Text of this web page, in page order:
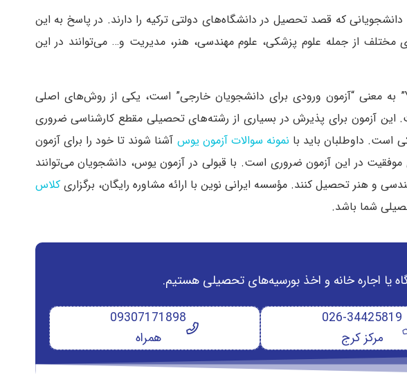
که قصد تحصیل در دانشگاه‌های دولتی ترکیه را دارند. در پاسخ به این
مختلف از جمله علوم پزشکی، علوم مهندسی، هنر، مدیریت و… می‌توانند در این
(YÖS)، که مخفف “Yabancı Uyruklu Öğrenci Sınavı” به معنی “آزمون ورودی برای دانشجویان خارجی” است، یکی از روش‌های اصلی
آزمون برای پذیرش در بسیاری از رشته‌های تحصیلی مقطع کارشناسی ضروری
داوطلبان باید با نمونه سوالات آزمون یوس آشنا شوند تا خود را برای آزمون
موفقیت در این آزمون ضروری است. با قبولی در آزمون یوس، دانشجویان می‌توانند
و هنر تحصیل کنند. مؤسسه ایرانی نوین با ارائه مشاوره رایگان، برگزاریکلاس
شما باشد.
یا اجاره خانه و اخذ بورسیه‌های تحصیلی هستیم.
026-34425819
مرکز کرج
09307171898
همراه